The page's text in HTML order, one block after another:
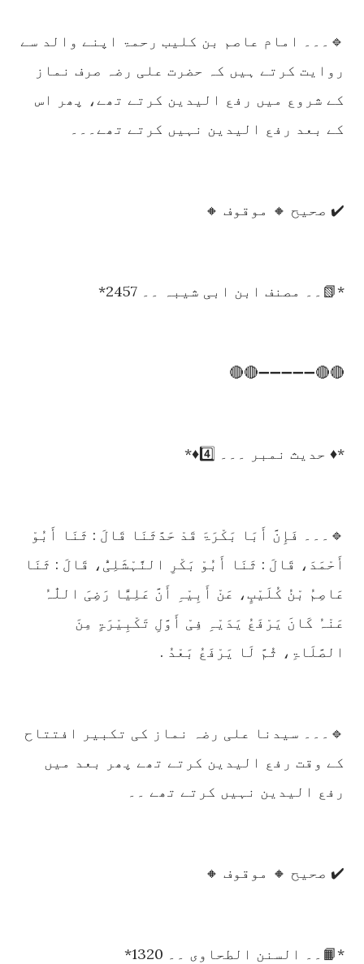
🔹۔۔۔ امام عاصم بن کلیب رحمۃ اپنے والد سے
روایت کرتے ہیں کہ حضرت علی رضہ صرف نماز
کے شروع میں رفع الیدین کرتے تھے، پھر اس
کے بعد رفع الیدین نہیں کرتے تھے۔۔۔
✔️ صحیح 🔸 موقوف 🔸
*📗۔۔ مصنف ابن ابی شیبہ ۔۔ 2457*
🔴🔴➖➖➖➖➖🔴🔴
*♦️ حدیث نمبر ۔۔۔ 4️⃣♦️*
🔹۔۔۔ فَإِنَّ أَبَا بَکْرَۃَ قَدْ حَدَّثَنَا قَالَ : ثَنَا أَبُوْ
أَحْمَدَ، قَالَ : ثَنَا أَبُوْ بَکْرِ النَّہْشَلِیُّ، قَالَ : ثَنَا
عَاصِمُ بْنُ کُلَیْبٍ، عَنْ أَبِیْہِ أَنَّ عَلِیًّا رَضِیَ اللّٰہُ
عَنْہُ کَانَ یَرْفَعُ یَدَیْہِ فِیْ أَوَّلِ تَکْبِیْرَۃٍ مِنَ
الصَّلَاۃِ، ثُمَّ لَا یَرْفَعُ بَعْدُ .
🔹۔۔۔ سیدنا علی رضہ نماز کی تکبیر افتتاح
کے وقت رفع الیدین کرتے تھے پھر بعد میں
رفع الیدین نہیں کرتے تھے ۔۔
✔️ صحیح 🔸 موقوف 🔸
*📙۔۔ السنن الطحاوی ۔۔ 1320*